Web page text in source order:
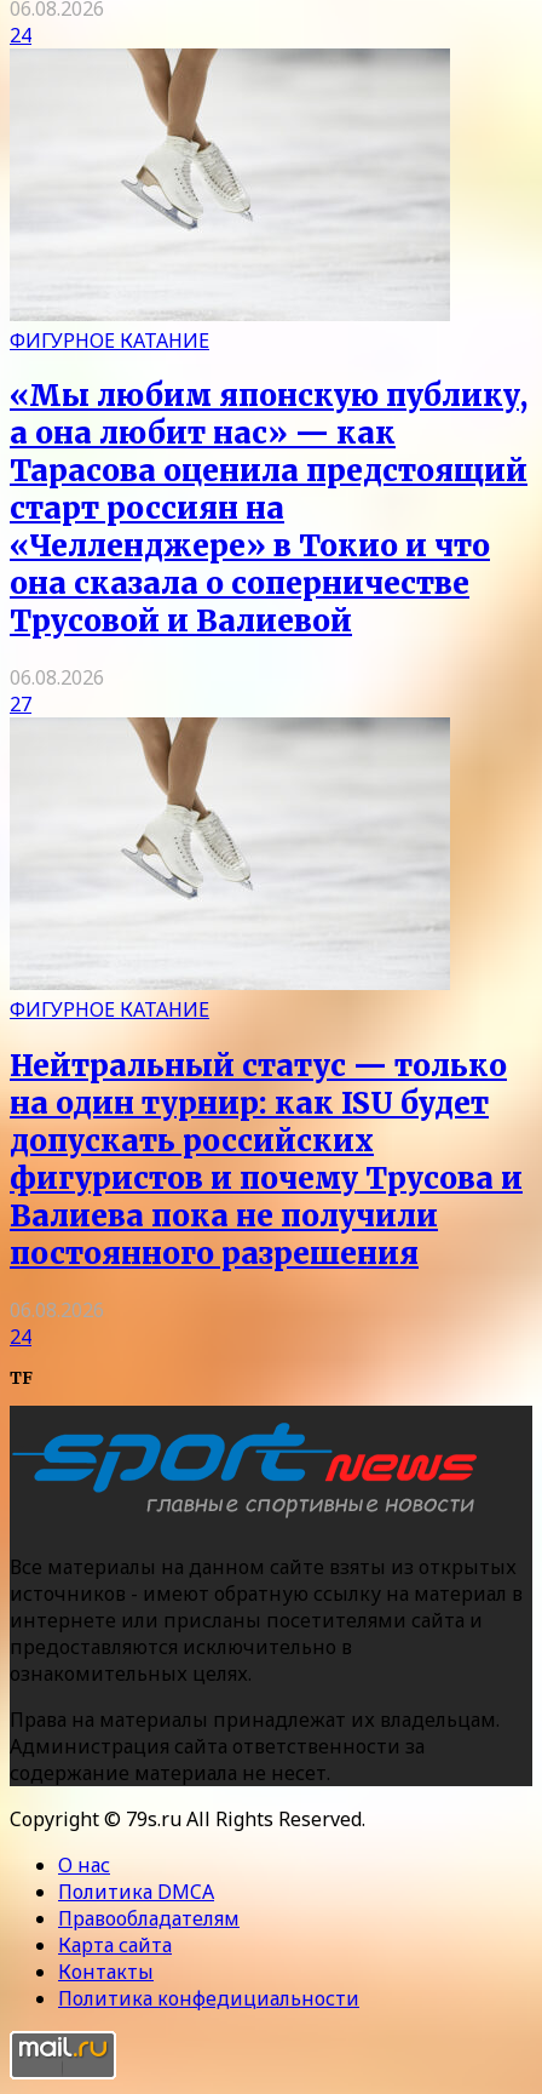
06.08.2026
24
ФИГУРНОЕ КАТАНИЕ
«Мы любим японскую публику,
а она любит нас» — как
Тарасова оценила предстоящий
старт россиян на
«Челленджере» в Токио и что
она сказала о соперничестве
Трусовой и Валиевой
06.08.2026
27
ФИГУРНОЕ КАТАНИЕ
Нейтральный статус — только
на один турнир: как ISU будет
допускать российских
фигуристов и почему Трусова и
Валиева пока не получили
постоянного разрешения
06.08.2026
24
TF
Все материалы на данном сайте взяты из открытых
источников - имеют обратную ссылку на материал в
интернете или присланы посетителями сайта и
предоставляются исключительно в
ознакомительных целях.
Права на материалы принадлежат их владельцам.
Администрация сайта ответственности за
содержание материала не несет.
Copyright © 79s.ru All Rights Reserved.
О нас
Политика DMCA
Правообладателям
Карта сайта
Контакты
Политика конфедициальности